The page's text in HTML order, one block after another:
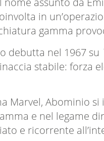
in
gamma
debutta nel 1967 su
stabile: forza
Marvel, Abominio
e nel legame
e ricorrente